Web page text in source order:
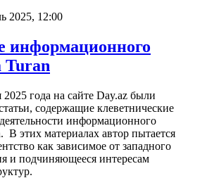
2025, 12:00
информационного
Turan
2025 года на сайте Day.az были
содержащие клеветнические
информационного
В этих материалах автор пытается
как зависимое от западного
и подчиняющееся интересам